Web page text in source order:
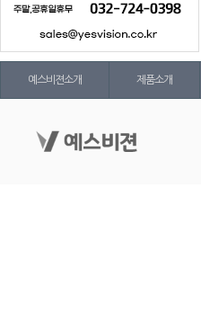
예스비젼소개 제품소개